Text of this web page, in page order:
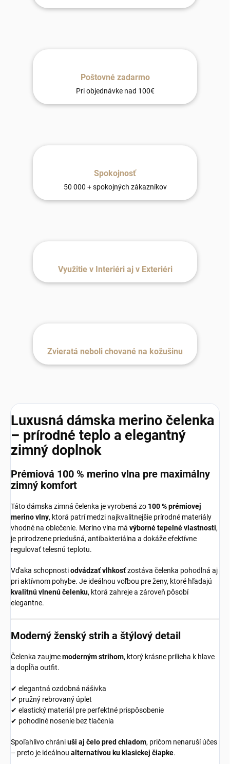
Poštovné zadarmo
Pri objednávke nad 100€
Spokojnosť
50 000 + spokojných zákazníkov
Využitie v Interiéri aj v Exteriéri
Zvieratá neboli chované na kožušinu
Luxusná dámska merino čelenka
– prírodné teplo a elegantný
zimný doplnok
Prémiová 100 % merino vlna pre maximálny
zimný komfort
Táto dámska zimná čelenka je vyrobená zo 100 % prémiovej
merino vlny, ktorá patrí medzi najkvalitnejšie prírodné materiály
vhodné na oblečenie. Merino vlna má výborné tepelné vlastnosti,
je prirodzene priedušná, antibakteriálna a dokáže efektívne
regulovať telesnú teplotu.
Vďaka schopnostiodvádzať vlhkosťzostáva čelenka pohodlná aj
pri aktívnom pohybe. Je ideálnou voľbou pre ženy, ktoré hľadajú
kvalitnú vlnenú čelenku, ktorá zahreje a zároveň pôsobí
elegantne.
Moderný ženský strih a štýlový detail
Čelenka zaujmemoderným strihom, ktorý krásne prilieha k hlave
a dopĺňa outfit.
✔ elegantná ozdobná nášivka
✔ pružný rebrovaný úplet
✔ elastický materiál pre perfektné prispôsobenie
✔ pohodlné nosenie bez tlačenia
Spoľahlivo chrániuši aj čelo pred chladom, pričom nenaruší účes
– preto je ideálnou alternatívou ku klasickej čiapke.